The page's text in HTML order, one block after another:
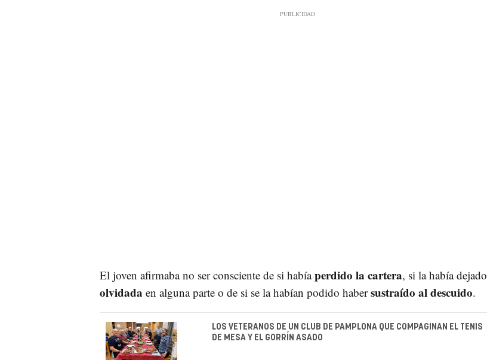
El joven afirmaba no ser consciente de si habíaperdido la cartera, si la había dejado
olvidada en alguna parte o de si se la habían podido habersustraído al descuido.
LOS VETERANOS DE UN CLUB DE PAMPLONA QUE COMPAGINAN EL TENIS
DE MESA Y EL GORRÍN ASADO